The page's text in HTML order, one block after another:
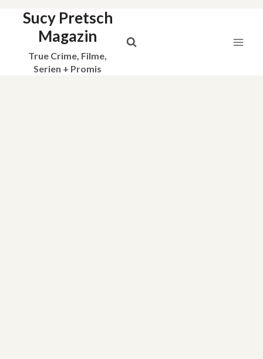
Sucy Pretsch
Magazin
True Crime, Filme,
Serien + Promis